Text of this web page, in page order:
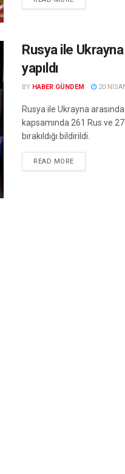
Rusya ile
yapıldı
BY HABER GÜNDEM 20
Rusya ile Ukrayna
kapsamında 261 Rus ve
bırakıldığı bildirildi.
READ MORE